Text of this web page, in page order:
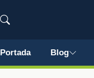
Portada Blog